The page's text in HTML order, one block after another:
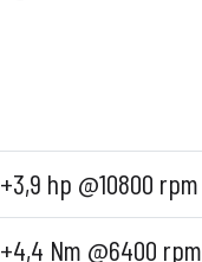
+3,9 hp @10800 rpm
+4,4 Nm @6400 rpm